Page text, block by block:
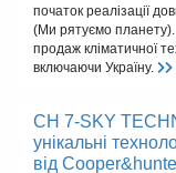
початок реалізації
(Ми рятуємо планету).
продаж кліматичної
включаючи Україну.
CH 7-SKY
унікальні
від